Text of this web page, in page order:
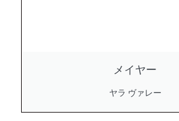
メイヤー
ヤラ ヴァレー